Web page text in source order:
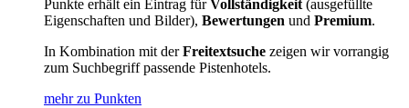
Punkte erhält ein Eintrag für Vollständigkeit (ausgefüllte
Eigenschaften und Bilder), Bewertungen und Premium.
In Kombination mit derFreitextsuche zeigen wir vorrangig
zum Suchbegriff passende Pistenhotels.
mehr zu Punkten